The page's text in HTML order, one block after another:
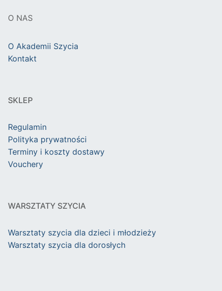
O NAS
O Akademii Szycia
Kontakt
SKLEP
Regulamin
Polityka prywatności
Terminy i koszty dostawy
Vouchery
WARSZTATY SZYCIA
Warsztaty szycia dla dzieci i młodzieży
Warsztaty szycia dla dorosłych